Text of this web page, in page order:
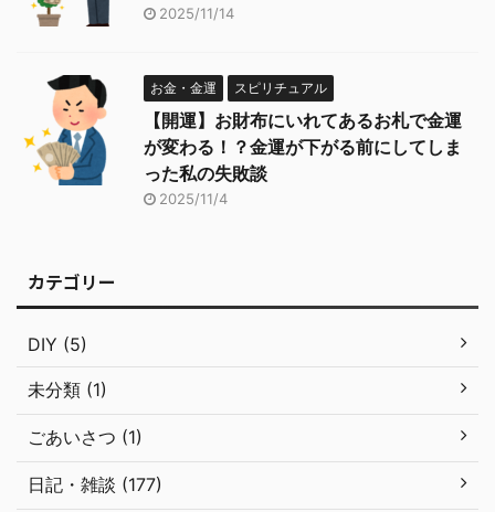
2025/11/14
お金・金運 スピリチュアル
【開運】お財布にいれてあるお札で金運
が変わる！？金運が下がる前にしてしま
った私の失敗談
2025/11/4
カテゴリー
DIY (5)
未分類 (1)
ごあいさつ (1)
日記・雑談 (177)